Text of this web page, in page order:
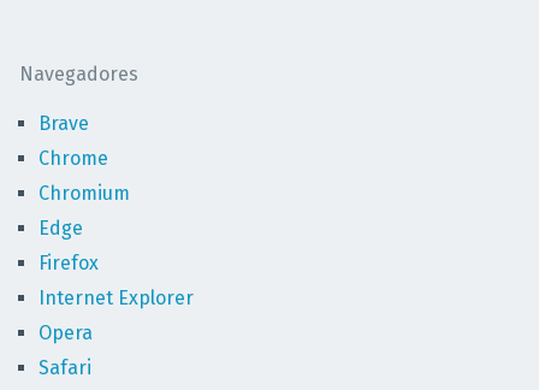
Navegadores
Brave
Chrome
Chromium
Edge
Firefox
Internet Explorer
Opera
Safari